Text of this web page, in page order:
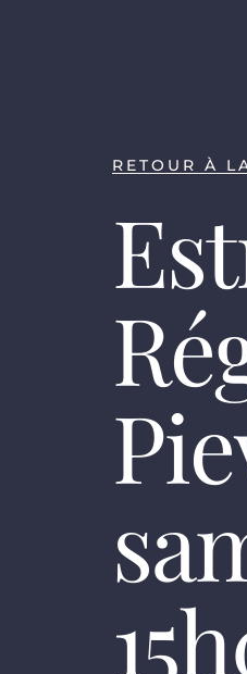
RETOUR À